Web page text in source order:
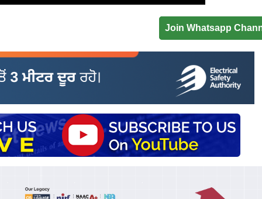
Join Whatsapp